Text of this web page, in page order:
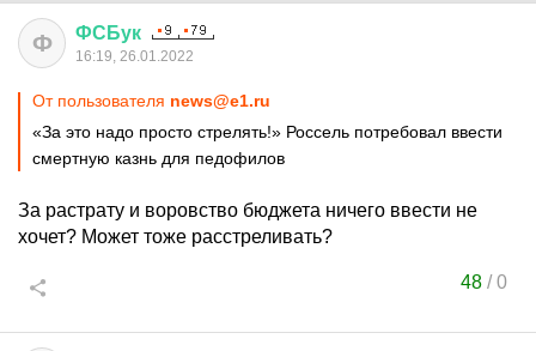
Ф ФСБук
16:19, 26.01.2022
От пользователя news@e1.ru
«За это надо просто стрелять!» Россель потребовал ввести
смертную казнь для педофилов
За растрату и воровство бюджета ничего ввести не
хочет? Может тоже расстреливать?
48 /0